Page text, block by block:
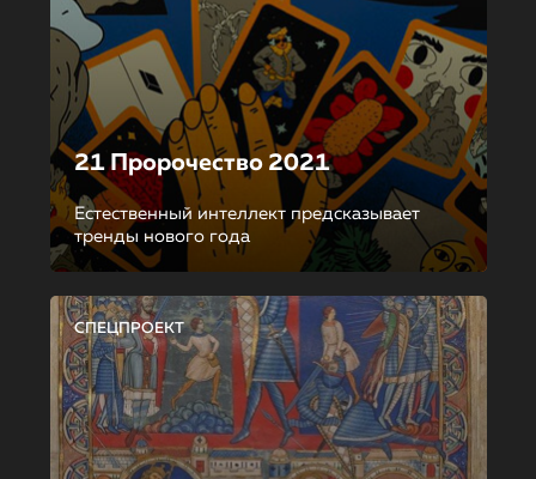
21 Пророчество 2021
Естественный интеллект предсказывает
тренды нового года
СПЕЦПРОЕКТ